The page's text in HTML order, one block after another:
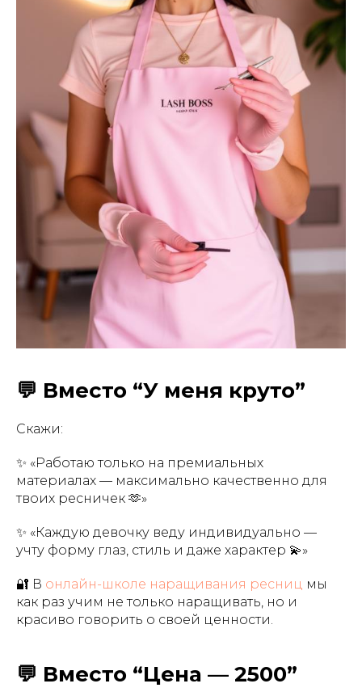
💬 Вместо “У меня круто”
Скажи:
✨ «Работаю только на премиальных
материалах — максимально качественно для
твоих ресничек 🫶»
✨ «Каждую девочку веду индивидуально —
учту форму глаз, стиль и даже характер 💫»
🔐 В онлайн-школе наращивания ресниц мы
как раз учим не только наращивать, но и
красиво говорить о своей ценности.
💬 Вместо “Цена — 2500”